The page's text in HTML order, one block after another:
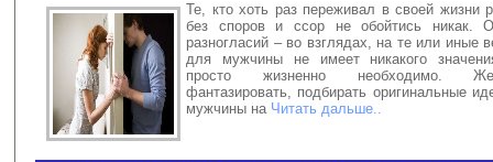
Те, кто хоть раз переживал в своей жизни
без споров и ссор не обойтись никак.
разногласий – во взглядах, на те или иные
для мужчины не имеет никакого
просто жизненно необходимо.
фантазировать, подбирать оригинальные
мужчины на Читать дальше..